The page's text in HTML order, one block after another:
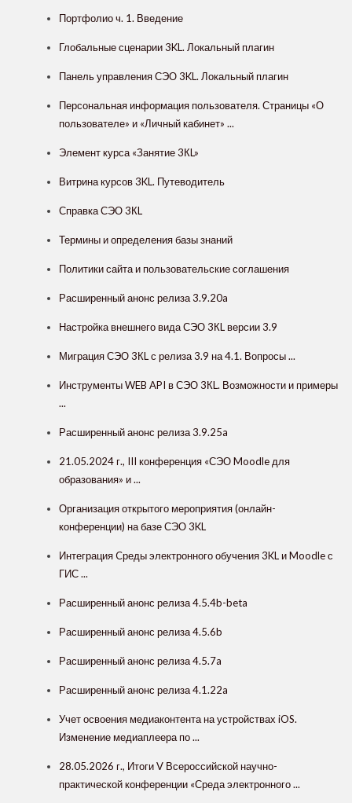
Портфолио ч. 1. Введение
Глобальные сценарии 3KL. Локальный плагин
Панель управления СЭО 3KL. Локальный плагин
Персональная информация пользователя. Страницы «О
пользователе» и «Личный кабинет» ...
Элемент курса «Занятие 3КL»
Витрина курсов 3KL. Путеводитель
Справка СЭО 3КL
Термины и определения базы знаний
Политики сайта и пользовательские соглашения
Расширенный анонс релиза 3.9.20a
Настройка внешнего вида СЭО 3КL версии 3.9
Миграция СЭО 3КL с релиза 3.9 на 4.1. Вопросы ...
Инструменты WEB API в СЭО 3КL. Возможности и примеры
...
Расширенный анонс релиза 3.9.25a
21.05.2024 г., III конференция «СЭО Moodle для
образования» и ...
Организация открытого мероприятия (онлайн-
конференции) на базе СЭО 3KL
Интеграция Cреды электронного обучения 3KL и Moodle с
ГИС ...
Расширенный анонс релиза 4.5.4b-beta
Расширенный анонс релиза 4.5.6b
Расширенный анонс релиза 4.5.7a
Расширенный анонс релиза 4.1.22a
Учет освоения медиаконтента на устройствах iOS.
Изменение медиаплеера по ...
28.05.2026 г., Итоги V Всероссийской научно-
практической конференции «Среда электронного ...